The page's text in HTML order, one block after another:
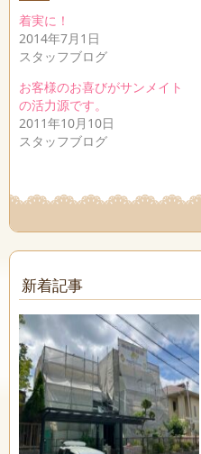
着実に！
2014年7月1日
スタッフブログ
お客様のお喜びがサンメイト
の活力源です。
2011年10月10日
スタッフブログ
新着記事